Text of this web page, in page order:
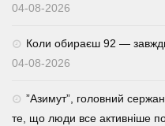
04-08-2026
Коли обираєш 92 —
04-08-2026
⁨”Азимут”, головний
те, що люди все активніше